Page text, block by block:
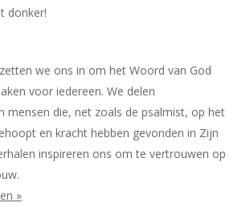
donker!
we ons in om het Woord van God
voor iedereen. We delen
mensen die, net zoals de psalmist, op het
en kracht hebben gevonden in Zijn
inspireren ons om te vertrouwen op
»